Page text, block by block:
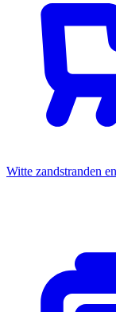
Witte zandstranden